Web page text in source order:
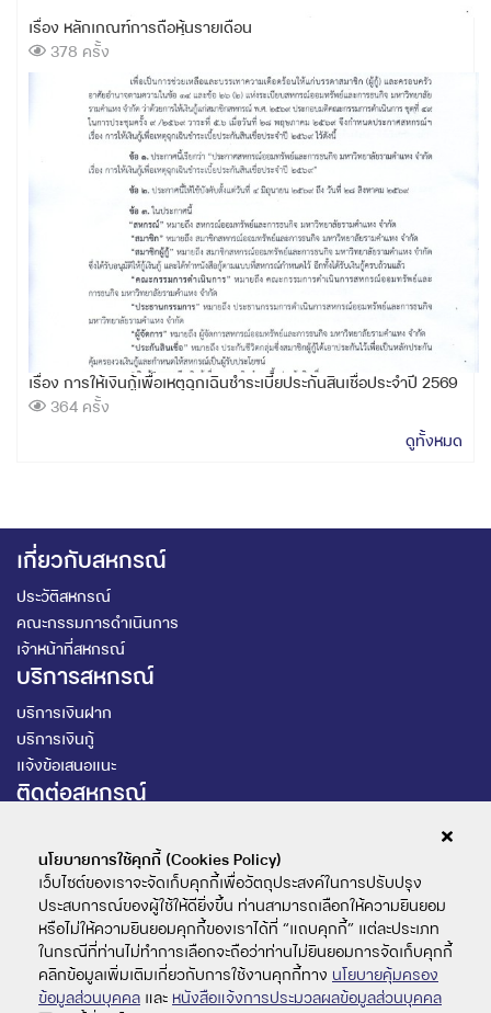
เรื่อง หลักเกณฑ์การถือหุ้นรายเดือน
378 ครั้ง
เรื่อง การให้เงินกู้เพื่อเหตุฉุกเฉินชำระเบี้ยประกันสินเชื่อประจำปี 2569
364 ครั้ง
ดูทั้งหมด
เกี่ยวกับสหกรณ์
ประวัติสหกรณ์
คณะกรรมการดำเนินการ
เจ้าหน้าที่สหกรณ์
บริการสหกรณ์
บริการเงินฝาก
บริการเงินกู้
แจ้งข้อเสนอแนะ
ติดต่อสหกรณ์
@159uklpq
02-3108000 ต่อ 4265
ดาวน์โหลดแอปพลิเคชัน
นโยบายการใช้คุกกี้ (Cookies Policy)
เว็บไซต์ของเราจะจัดเก็บคุกกี้เพื่อวัตถุประสงค์ในการปรับปรุง
ประสบการณ์ของผู้ใช้ให้ดียิ่งขึ้น ท่านสามารถเลือกให้ความยินยอม
หรือไม่ให้ความยินยอมคุกกี้ของเราได้ที่ “แถบคุกกี้” แต่ละประเภท
ในกรณีที่ท่านไม่ทำการเลือกจะถือว่าท่านไม่ยินยอมการจัดเก็บคุกกี้
คลิกข้อมูลเพิ่มเติมเกี่ยวกับการใช้งานคุกกี้ทาง นโยบายคุ้มครอง
ข้อมูลส่วนบุคคล และ หนังสือแจ้งการประมวลผลข้อมูลส่วนบุคคล